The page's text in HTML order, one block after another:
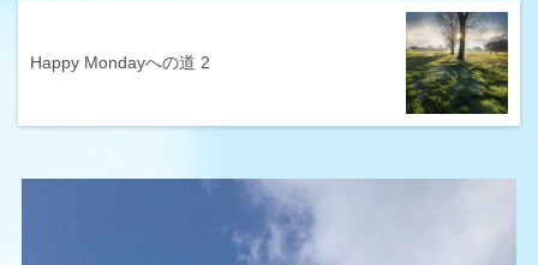
Happy Mondayへの道 2